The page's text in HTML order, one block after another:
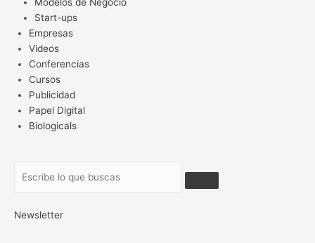
Start-ups
Empresas
Videos
Conferencias
Cursos
Publicidad
Papel Digital
Biologicals
Newsletter